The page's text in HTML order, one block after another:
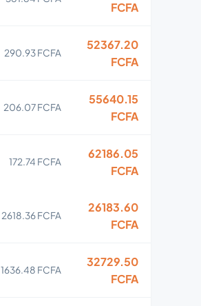
FCFA
290.93 FCFA
52367.20
FCFA
206.07 FCFA
55640.15
FCFA
172.74 FCFA
62186.05
FCFA
2618.36 FCFA
26183.60
FCFA
1636.48 FCFA
32729.50
FCFA